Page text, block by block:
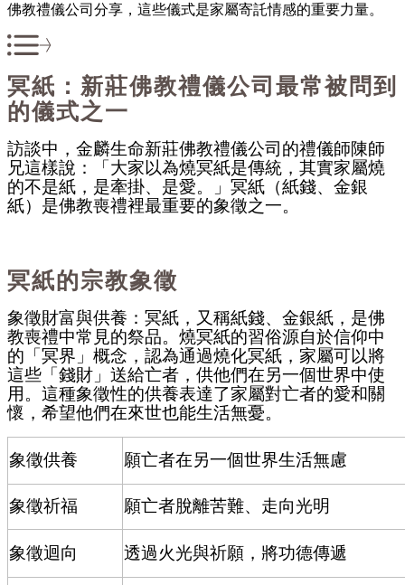
佛教禮儀公司分享，這些儀式是家屬寄託情感的重要力量。
冥紙：新莊佛教禮儀公司最常被問到
的儀式之一
訪談中，金麟生命新莊佛教禮儀公司的禮儀師陳師
兄這樣說：「大家以為燒冥紙是傳統，其實家屬燒
的不是紙，是牽掛、是愛。」冥紙（紙錢、金銀
紙）是佛教喪禮裡最重要的象徵之一。
冥紙的宗教象徵
象徵財富與供養：冥紙，又稱紙錢、金銀紙 ，是佛
教喪禮中常見的祭品。燒冥紙的習俗源自於信仰中
的「冥界」概念，認為通過燒化冥紙，家屬可以將
這些「錢財」送給亡者，供他們在另一個世界中使
用。這種象徵性的供養表達了家屬對亡者的愛和關
懷，希望他們在來世也能生活無憂。
象徵供養 願亡者在另一個世界生活無慮
象徵祈福 願亡者脫離苦難、走向光明
象徵迴向 透過火光與祈願，將功德傳遞